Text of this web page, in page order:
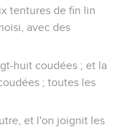
tentures de fin lin
avec des
huit coudées ; et la
; toutes les
et l'on joignit les